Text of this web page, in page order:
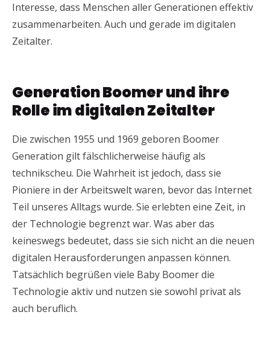
Interesse, dass Menschen aller Generationen effektiv
zusammenarbeiten. Auch und gerade im digitalen
Zeitalter.
Generation Boomer und ihre
Rolle im digitalen Zeitalter
Die zwischen 1955 und 1969 geboren Boomer
Generation gilt fälschlicherweise häufig als
technikscheu. Die Wahrheit ist jedoch, dass sie
Pioniere in der Arbeitswelt waren, bevor das Internet
Teil unseres Alltags wurde. Sie erlebten eine Zeit, in
der Technologie begrenzt war. Was aber das
keineswegs bedeutet, dass sie sich nicht an die neuen
digitalen Herausforderungen anpassen können.
Tatsächlich begrüßen viele Baby Boomer die
Technologie aktiv und nutzen sie sowohl privat als
auch beruflich.